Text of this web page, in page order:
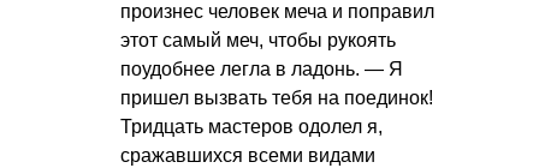
произнес человек меча и поправил
этот самый меч, чтобы рукоять
поудобнее легла в ладонь. — Я
пришел вызвать тебя на поединок!
Тридцать мастеров одолел я,
сражавшихся всеми видами